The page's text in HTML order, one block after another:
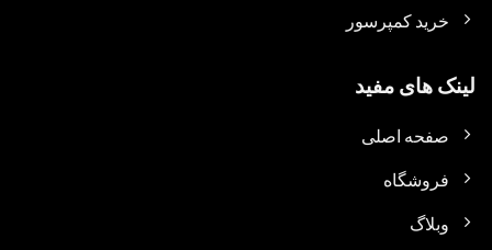
خرید کمپرسور
لینک های مفید
صفحه اصلی
فروشگاه
وبلاگ